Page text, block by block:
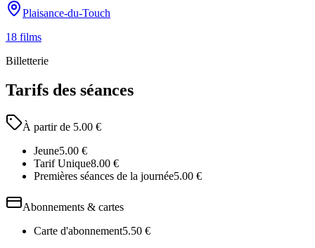
Plaisance-du-Touch
18 films
Billetterie
Tarifs des séances
À partir de 5.00 €
Jeune5.00 €
Tarif Unique8.00 €
Premières séances de la journée5.00 €
Abonnements & cartes
Carte d'abonnement5.50 €